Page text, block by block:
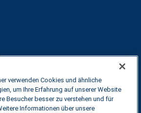
verwenden Cookies und ähnliche
um Ihre Erfahrung auf unserer Website
Besucher besser zu verstehen und für
Informationen über unsere